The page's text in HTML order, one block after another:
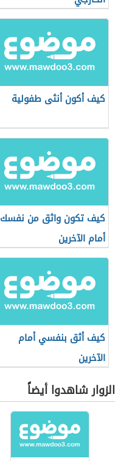
كيف أكون أنثى طفولية
كيف تكون واثق من نفسك
أمام الآخرين
كيف أثق بنفسي أمام
الآخرين
الزوار شاهدوا أيضاً